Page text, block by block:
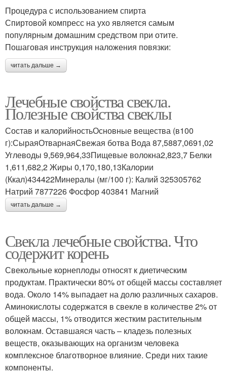
Процедура с использованием спирта
Спиртовой компресс на ухо является самым
популярным домашним средством при отите.
Пошаговая инструкция наложения повязки:
читать дальше →
Лечебные свойства свекла.
Полезные свойства свеклы
Состав и калорийностьОсновные вещества (в100
г):СыраяОтварнаяСвежая ботва Вода 87,5887,0691,02
Углеводы 9,569,964,33Пищевые волокна2,823,7 Белки
1,611,682,2 Жиры 0,170,180,13Калории
(Ккал)434422Минералы (мг/100 г): Калий 325305762
Натрий 7877226 Фосфор 403841 Магний
читать дальше →
Свекла лечебные свойства. Что
содержит корень
Свекольные корнеплоды относят к диетическим
продуктам. Практически 80% от общей массы составляет
вода. Около 14% выпадает на долю различных сахаров.
Аминокислоты содержатся в свекле в количестве 2% от
общей массы, 1% отводится жестким растительным
волокнам. Оставшаяся часть – кладезь полезных
веществ, оказывающих на организм человека
комплексное благотворное влияние. Среди них такие
компоненты.